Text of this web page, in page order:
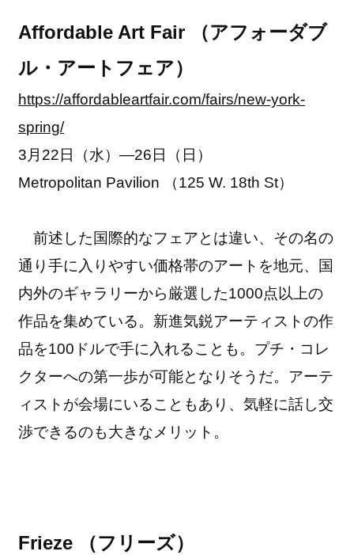
Affordable Art Fair （アフォーダブ
ル・アートフェア）
https://affordableartfair.com/fairs/new-york-
spring/
3月22日（水）―26日（日）
Metropolitan Pavilion （125 W. 18th St）
前述した国際的なフェアとは違い、その名の
通り手に入りやすい価格帯のアートを地元、国
内外のギャラリーから厳選した1000点以上の
作品を集めている。新進気鋭アーティストの作
品を100ドルで手に入れることも。プチ・コレ
クターへの第一歩が可能となりそうだ。アーテ
ィストが会場にいることもあり、気軽に話し交
渉できるのも大きなメリット。
Frieze （フリーズ）